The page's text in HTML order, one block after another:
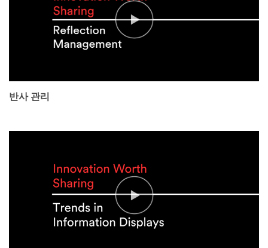
반사 관리